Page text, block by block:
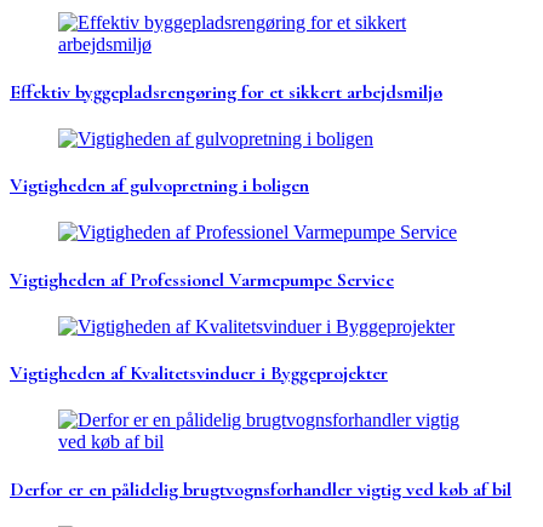
Effektiv byggepladsrengøring for et sikkert arbejdsmiljø
Vigtigheden af gulvopretning i boligen
Vigtigheden af Professionel Varmepumpe Service
Vigtigheden af Kvalitetsvinduer i Byggeprojekter
Derfor er en pålidelig brugtvognsforhandler vigtig ved køb af bil